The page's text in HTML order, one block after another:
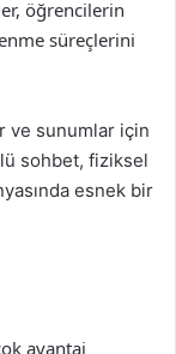
öğrencilerin
süreçlerini
ve sunumlar için
sohbet, fiziksel
esnek bir
avantaj